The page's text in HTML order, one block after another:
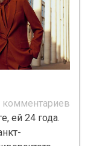
комментариев
ей 24 года.